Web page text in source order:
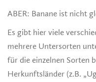
ABER: Banane ist nicht
Es gibt hier viele
mehrere Untersorten
für die einzelnen Sorten
Herkunftsländer (z.B.